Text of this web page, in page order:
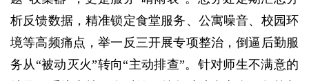
析反馈数据，精准锁定食堂服务、公寓噪音、校园环
境等高频痛点，举一反三开展专项整治，倒逼后勤服
务从“被动灭火”转向“主动排查”。针对师生不满意的